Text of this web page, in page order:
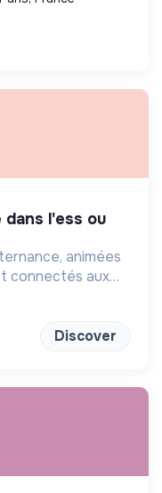
animées
connectés aux
et
Discover